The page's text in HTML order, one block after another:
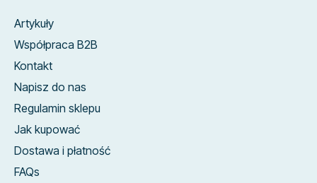
Artykuły
Współpraca B2B
Kontakt
Napisz do nas
Regulamin sklepu
Jak kupować
Dostawa i płatność
FAQs